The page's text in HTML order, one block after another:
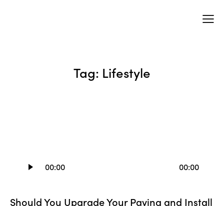
Tag: Lifestyle
Player
00:00 00:00
Should You Upgrade Your Paving and Install